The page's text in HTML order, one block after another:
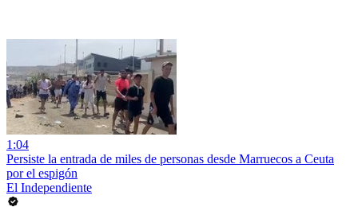
1:04
Persiste la entrada de miles de personas desde Marruecos a Ceuta
por el espigón
El Independiente